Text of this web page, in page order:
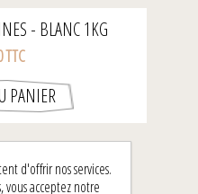
- BLANC 1KG
TTC
d'offrir nos services.
vous acceptez notre